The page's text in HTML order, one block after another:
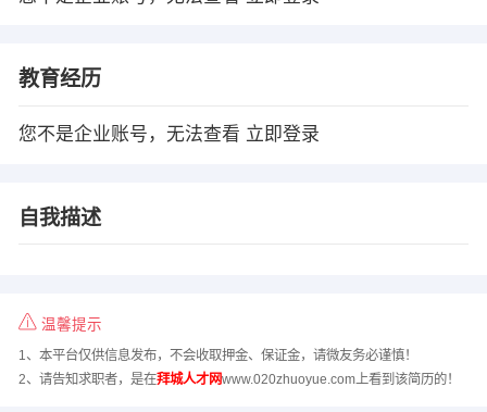
教育经历
您不是企业账号，无法查看 立即登录
自我描述
温馨提示
1、本平台仅供信息发布，不会收取押金、保证金，请微友务必谨慎！
2、请告知求职者，是在拜城人才网www.020zhuoyue.com上看到该简历的！